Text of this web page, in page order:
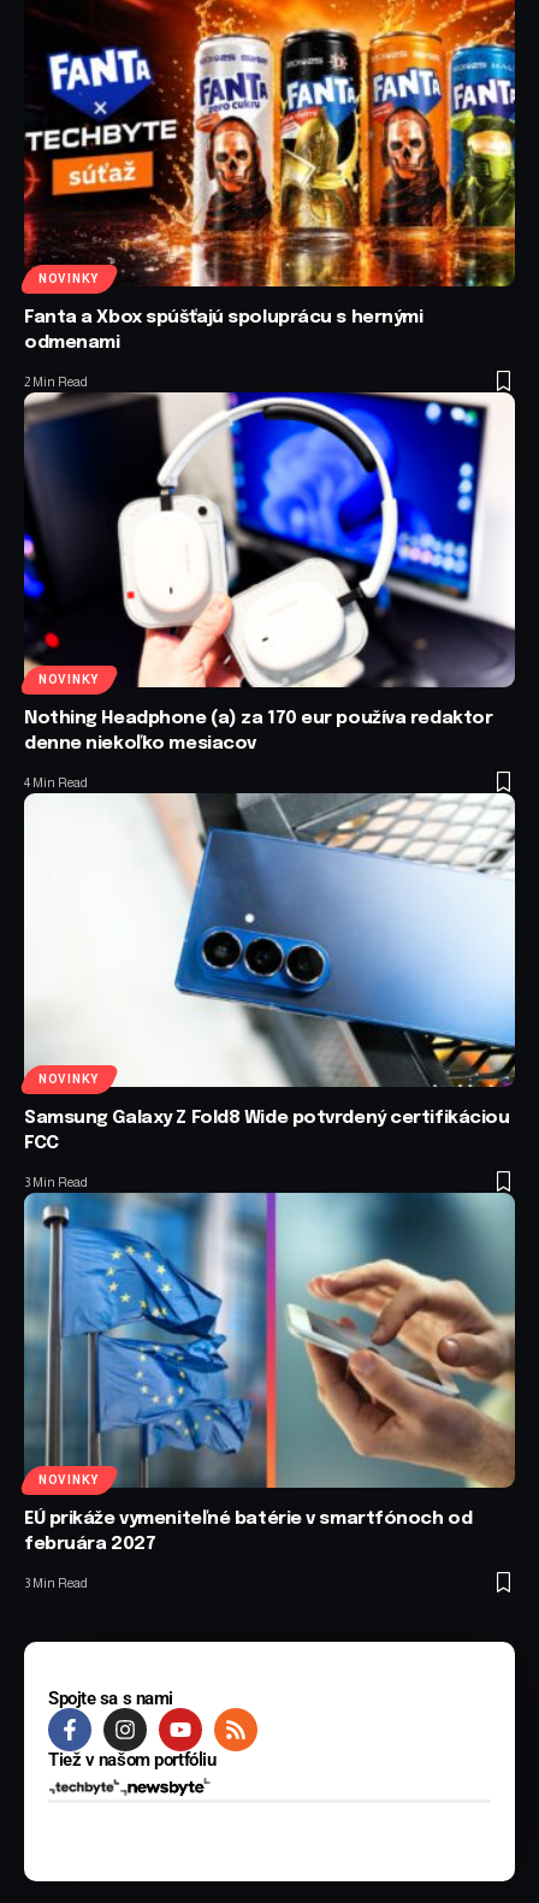
NOVINKY
Fanta a Xbox spúšťajú spoluprácu s hernými
odmenami
2 Min Read
NOVINKY
Nothing Headphone (a) za 170 eur používa redaktor
denne niekoľko mesiacov
4 Min Read
NOVINKY
Samsung Galaxy Z Fold8 Wide potvrdený certifikáciou
FCC
3 Min Read
NOVINKY
EÚ prikáže vymeniteľné batérie v smartfónoch od
februára 2027
3 Min Read
Spojte sa s nami
Tiež v našom portfóliu